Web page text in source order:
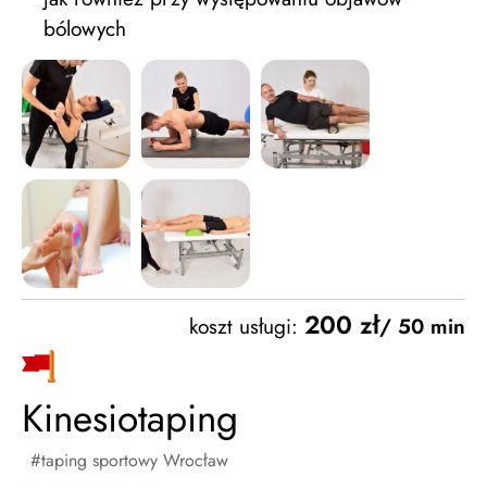
bólowych
koszt usługi: 200 zł/ 50 min
Kinesiotaping
taping sportowy Wrocław